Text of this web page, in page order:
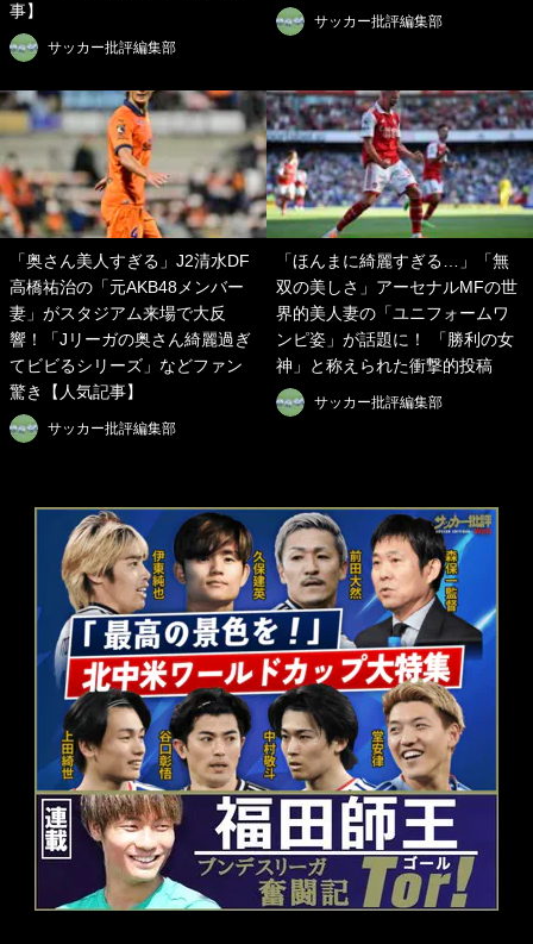
事】
サッカー批評編集部
サッカー批評編集部
「奥さん美人すぎる」J2清水DF
高橋祐治の「元AKB48メンバー
妻」がスタジアム来場で大反
響！「Jリーガの奥さん綺麗過ぎ
てビビるシリーズ」などファン
驚き【人気記事】
サッカー批評編集部
「ほんまに綺麗すぎる…」「無
双の美しさ」アーセナルMFの世
界的美人妻の「ユニフォームワ
ンピ姿」が話題に！ 「勝利の女
神」と称えられた衝撃的投稿
サッカー批評編集部